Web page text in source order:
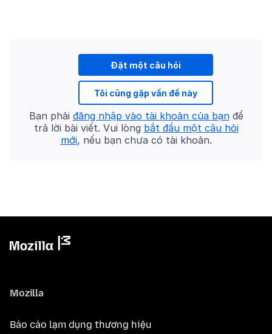
Đặt một câu hỏi
Tôi cũng gặp vấn đề này
Bạn phải đăng nhập vào tài khoản của bạnđể
trả lời bài viết. Vui lòng bắt đầu một câu hỏi
mới, nếu bạn chưa có tài khoản.
Mozilla
Báo cáo lạm dụng thương hiệu